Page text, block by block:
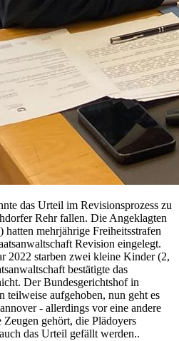
das Urteil im Revisionsprozess zu
Rehr fallen. Die Angeklagten
mehrjährige Freiheitsstrafen
Revision eingelegt.
2022 starben zwei kleine Kinder (2,
bestätigte das
Der Bundesgerichtshof in
teilweise aufgehoben, nun geht es
- allerdings vor eine andere
gehört, die Plädoyers
das Urteil gefällt werden..